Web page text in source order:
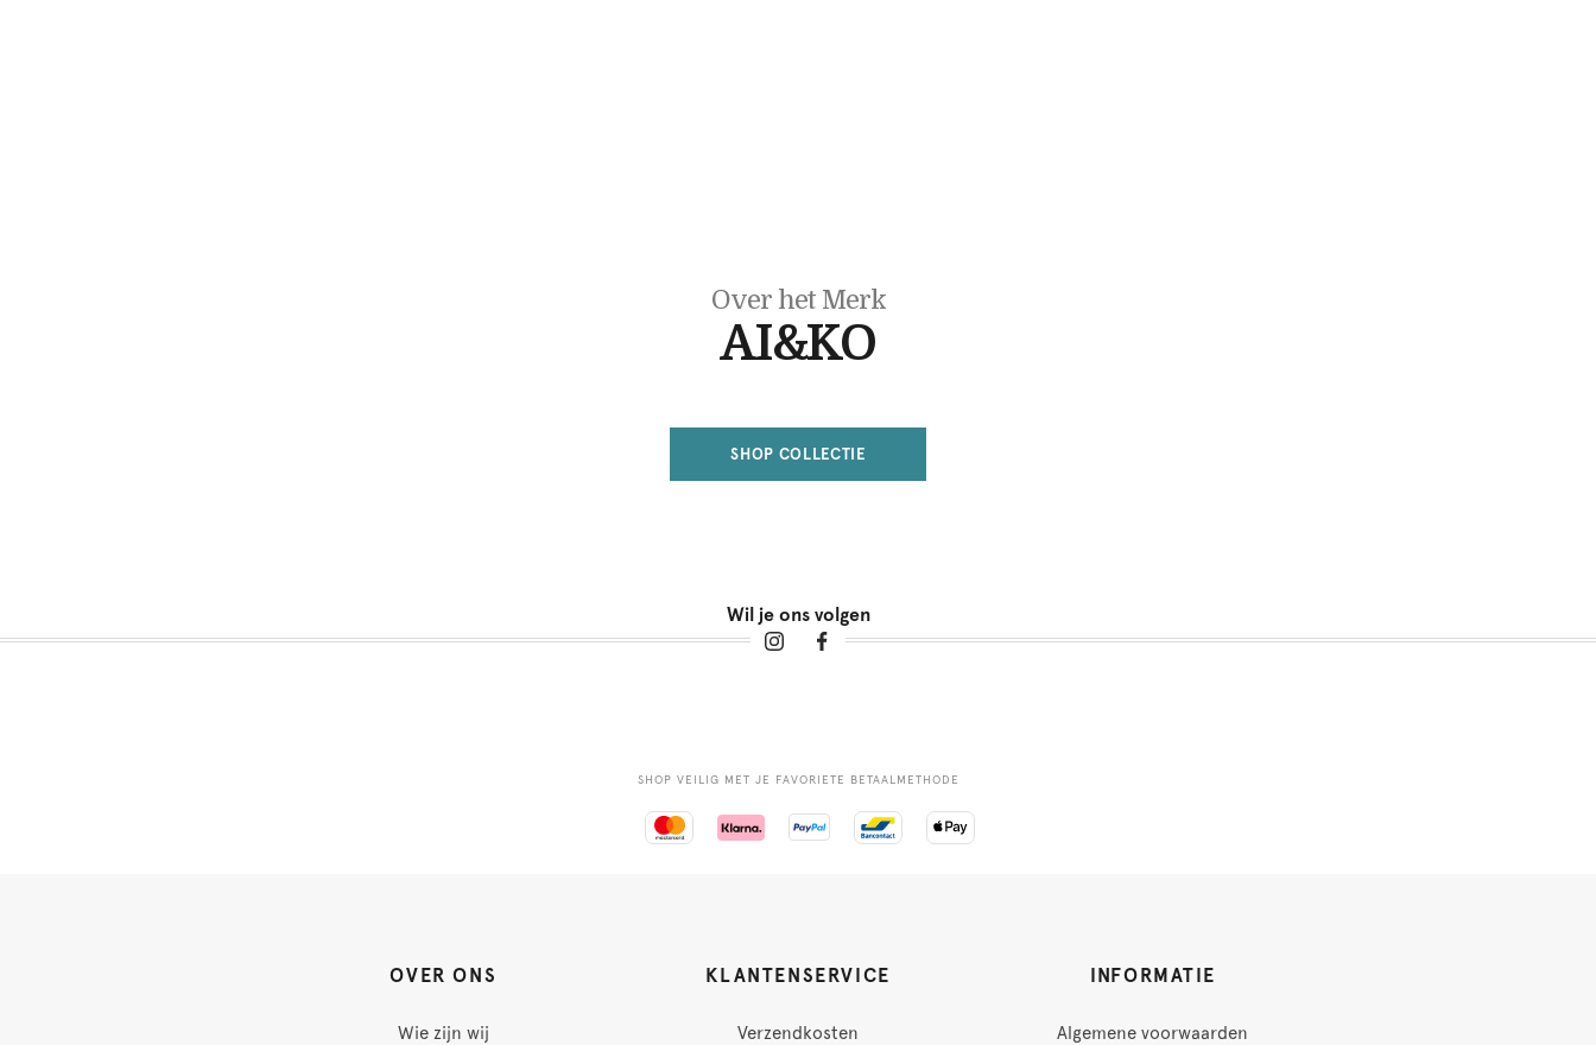
Over het Merk
AI&KO
SHOP COLLECTIE
Wil je ons volgen
SHOP VEILIG MET JE FAVORIETE BETAALMETHODE
OVER ONS
Wie zijn wij
KLANTENSERVICE
Verzendkosten
INFORMATIE
Algemene voorwaarden